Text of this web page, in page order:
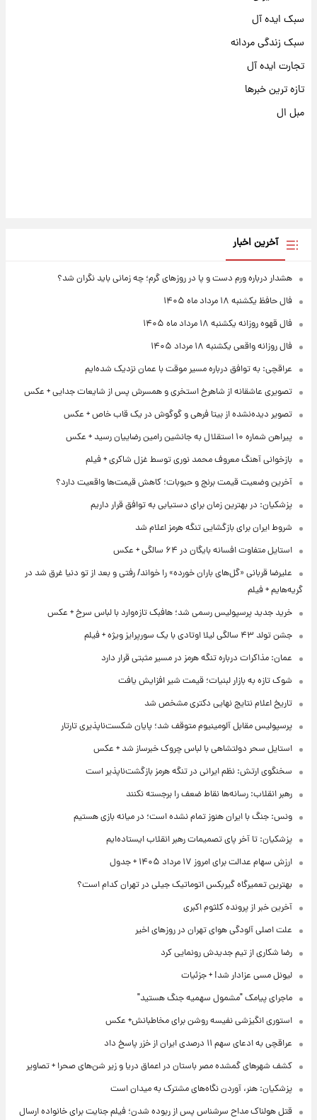
سبک ایده آل
سبک زندگی مردانه
تجارت ایده آل
تازه ترین خبرها
مبل ال
آخرین اخبار
هشدار درباره ورم دست و پا در روزهای گرم؛ چه زمانی باید نگران شد؟
فال حافظ یکشنبه ۱۸ مرداد ماه ۱۴۰۵
فال قهوه روزانه یکشنبه ۱۸ مرداد ماه ۱۴۰۵
فال روزانه واقعی یکشنبه ۱۸ مرداد ۱۴۰۵
عراقچی: به توافق درباره مسیر موقت با عمان نزدیک شده‌ایم
تصویری عاشقانه از شاهرخ استخری و همسرش پس از شایعات جدایی + عکس
تصویر دیده‌نشده از بیتا فرهی و گوگوش در یک قاب خاص + عکس
پیراهن شماره ۱۰ استقلال به جانشین رامین رضاییان رسید + عکس
بازخوانی آهنگ معروف محمد نوری توسط غزل شاکری + فیلم
آخرین وضعیت قیمت برنج و حبوبات؛ کاهش قیمت‌ها واقعیت دارد؟
پزشکیان: در بهترین زمان برای دستیابی به توافق قرار داریم
شروط ایران برای بازگشایی تنگه هرمز اعلام شد
استایل متفاوت افسانه بایگان در ۶۴ سالگی + عکس
علیرضا قربانی «گل‌های باران خورده» را خواند/ رفتی و بعد از تو دنیا غرق شد در
گریه‌هایم + فیلم
خرید جدید پرسپولیس رسمی شد؛ هافبک تازه‌وارد با لباس سرخ + عکس
جشن تولد ۴۳ سالگی لیلا اوتادی با یک سورپرایز ویژه + فیلم
عمان: مذاکرات درباره تنگه هرمز در مسیر مثبتی قرار دارد
شوک تازه به بازار لبنیات؛ قیمت شیر افزایش یافت
تاریخ اعلام نتایج نهایی دکتری مشخص شد
پرسپولیس مقابل آلومینیوم متوقف شد؛ پایان شکست‌ناپذیری تارتار
استایل سحر دولتشاهی با لباس چروک خبرساز شد + عکس
سخنگوی ارتش: نظم ایرانی در تنگه هرمز بازگشت‌ناپذیر است
رهبر انقلاب: رسانه‌ها نقاط ضعف را برجسته نکنند
ونس: جنگ با ایران هنوز تمام نشده است؛ در میانه بازی هستیم
پزشکیان: تا آخر پای تصمیمات رهبر انقلاب ایستاده‌ایم
ارزش سهام عدالت برای امروز ۱۷ مرداد ۱۴۰۵ + جدول
بهترین تعمیرگاه گیربکس اتوماتیک جیلی در تهران کدام است؟
آخرین خبر از پرونده کلثوم اکبری
علت اصلی آلودگی هوای تهران در روزهای اخیر
رضا شکاری از تیم جدیدش رونمایی کرد
لیونل مسی عزادار شد! + جزئیات
ماجرای پیامک "مشمول سهمیه جنگ هستید"
استوری انگیزشی نفیسه روشن برای مخاطبانش+ عکس
عراقچی به ادعای سهم ۱۱ درصدی ایران از خزر پاسخ داد
کشف شهرهای گمشده مصر باستان در اعماق دریا و زیر شن‌های صحرا + تصاویر
پزشکیان: هنر، آوردن نگاه‌های مشترک به میدان است
قتل هولناک مداح سرشناس پس از ربوده شدن؛ فیلم جنایت برای خانواده ارسال